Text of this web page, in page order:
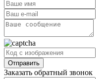
Заказать обратный звонок